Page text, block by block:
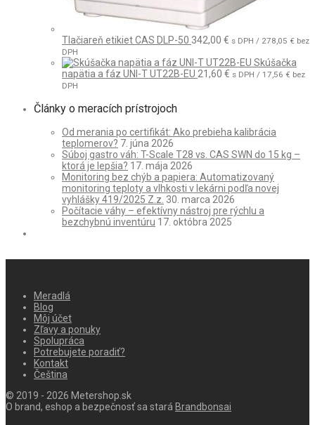
Tlačiareň etikiet CAS DLP-50 342,00 € s DPH / 278,05 € bez
DPH
Skúšačka
napätia a fáz UNI-T UT22B-EU 21,60 € s DPH / 17,56 € bez
DPH
Články o meracích prístrojoch
Od merania po certifikát: Ako prebieha kalibrácia
teplomerov? 7. júna 2026
Súboj gastro váh: T-Scale T28 vs. CAS SWN do 15 kg –
ktorá je lepšia? 17. mája 2026
Monitoring bez chýb a papiera: Automatizovaný
monitoring teploty a vlhkosti v lekárni podľa novej
vyhlášky 419/2025 Z.z. 30. marca 2026
Počítacie váhy – efektívny nástroj pre rýchlu a
bezchybnú inventúru 17. októbra 2025
Meradlá
Blog
Môj účet
Zľavy a ponuky
Spolupráca
Potrebujete poradiť?
Kontakt
Čeština
© 2019 - 2026 Metershop.sk
O brand, eshop a bezpečnosť sa stará Brandbonsai